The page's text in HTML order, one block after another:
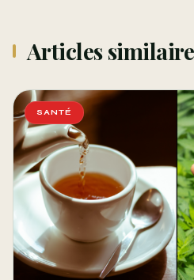
Articles
SANTÉ